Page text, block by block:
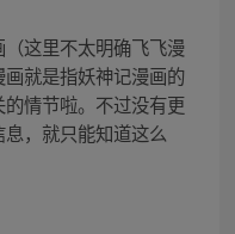
（这里不太明确飞飞漫
就是指妖神记漫画的
情节啦。不过没有更
，就只能知道这么